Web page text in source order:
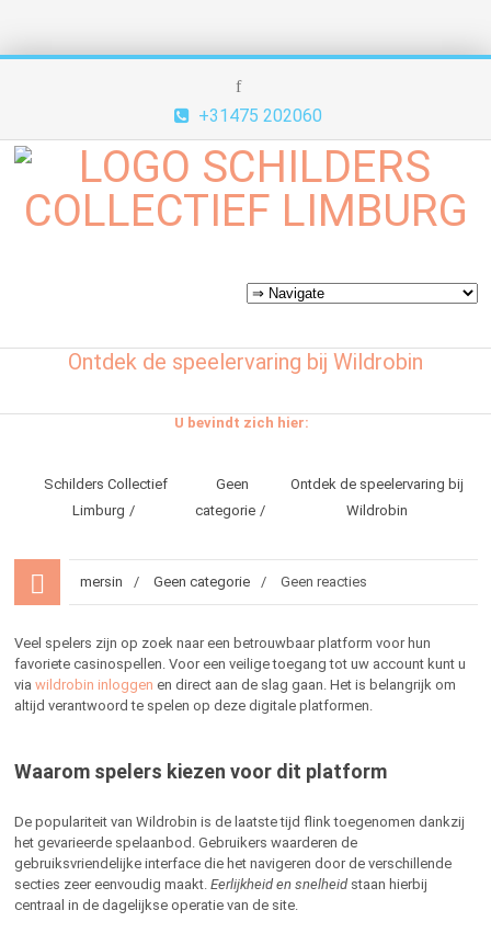
+31475 202060
Ontdek de speelervaring bij Wildrobin
U bevindt zich hier:
Schilders Collectief
Limburg
Geen
categorie
Ontdek de speelervaring bij
Wildrobin
mersin Geen categorie Geen reacties
Veel spelers zijn op zoek naar een betrouwbaar platform voor hun
favoriete casinospellen. Voor een veilige toegang tot uw account kunt u
via wildrobin inloggen en direct aan de slag gaan. Het is belangrijk om
altijd verantwoord te spelen op deze digitale platformen.
Waarom spelers kiezen voor dit platform
De populariteit van Wildrobin is de laatste tijd flink toegenomen dankzij
het gevarieerde spelaanbod. Gebruikers waarderen de
gebruiksvriendelijke interface die het navigeren door de verschillende
secties zeer eenvoudig maakt. Eerlijkheid en snelheidstaan hierbij
centraal in de dagelijkse operatie van de site.